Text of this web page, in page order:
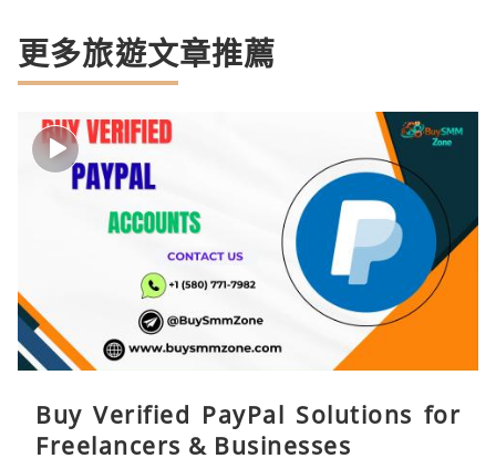
更多旅遊文章推薦
Buy Verified PayPal Solutions for
Freelancers & Businesses